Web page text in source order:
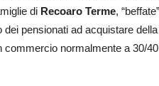
di Recoaro Terme, “beffate”
pensionati ad acquistare
commercio normalmente a 30/